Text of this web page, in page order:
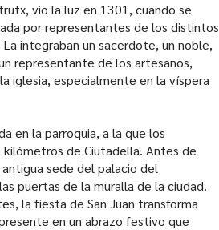
vio la luz en 1301, cuando se
por representantes de los distintos
integraban un sacerdote, un noble,
representante de los artesanos,
iglesia, especialmente en la víspera
en la parroquia, a la que los
de Ciutadella. Antes de
sede del palacio del
puertas de la muralla de la ciudad.
la fiesta de San Juan transforma
en un abrazo festivo que